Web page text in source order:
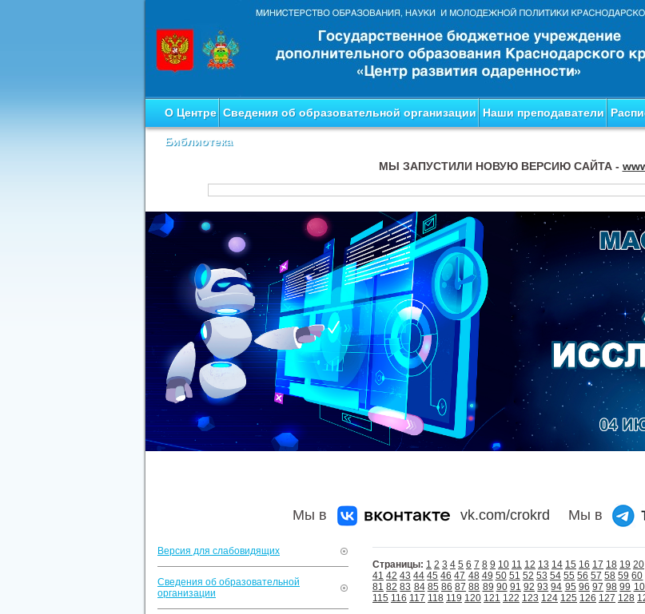
О Центре Сведения об образовательной организации Наши преподаватели
Библиотека
МЫ ЗАПУСТИЛИ НОВУЮ ВЕРСИЮ САЙТА -
Мы в vk.com/crokrd Мы в
Версия для слабовидящих
Сведения об образовательной
организации
Страницы: 1 2 3 4 5 6 7 8 9 10 11 12 13 14 15 16 17 18 19 20
41 42 43 44 45 46 47 48 49 50 51 52 53 54 55 56 57 58 59 60
81 82 83 84 85 86 87 88 89 90 91 92 93 94 95 96 97 98 99
115 116 117 118 119 120 121 122 123 124 125 126 127 128